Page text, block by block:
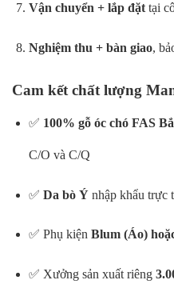
Vận chuyển + lắp đặttại
Nghiệm thu + bàn giao,
Cam kết chất lượng
✅ 100% gỗ óc chó FAS
C/O và C/Q
✅ Da bò Ýnhập khẩu trực
✅ Phụ kiện Blum (Áo)
✅ Xưởng sản xuất riêng